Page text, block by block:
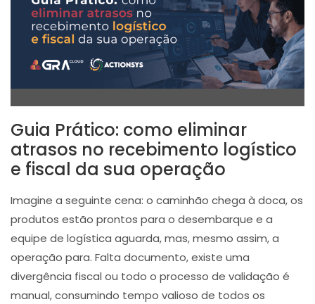
Guia Prático: como eliminar
atrasos no recebimento logístico
e fiscal da sua operação
Imagine a seguinte cena: o caminhão chega à doca, os
produtos estão prontos para o desembarque e a
equipe de logística aguarda, mas, mesmo assim, a
operação para. Falta documento, existe uma
divergência fiscal ou todo o processo de validação é
manual, consumindo tempo valioso de todos os